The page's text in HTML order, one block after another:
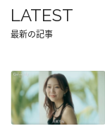
LATEST
最新の記事